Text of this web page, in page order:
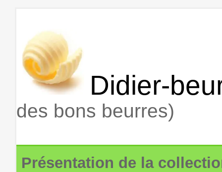
Didier-
des bons beurres)
Présentation de la